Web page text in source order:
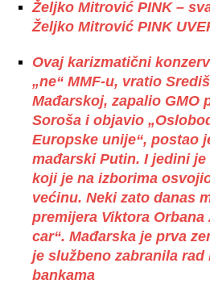
Željko Mitrović PINK –
Željko Mitrović PINK
Ovaj karizmatični
„ne“ MMF-u, vratio
Mađarskoj, zapalio GMO
Soroša i objavio
Europske unije“, postao
mađarski Putin. I jedini
koji je na izborima
većinu. Neki zato danas
premijera Viktora Orbana
car“. Mađarska je prva
je službeno zabranila
bankama